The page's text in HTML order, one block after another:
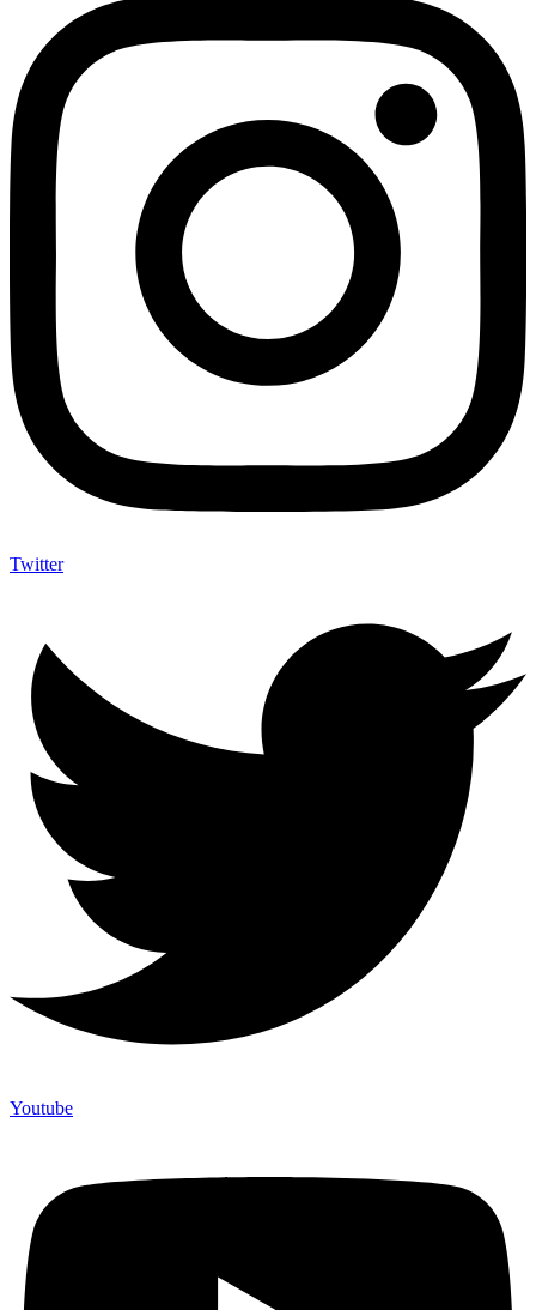
Twitter
Youtube